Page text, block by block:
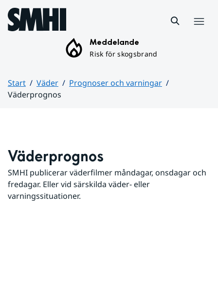
Hoppa till sidans innehåll
Meddelande
Risk för skogsbrand
Start Väder
Prognoser och varningar
Väderprognos
Väderprognos
SMHI publicerar väderfilmer måndagar, onsdagar och
fredagar. Eller vid särskilda väder- eller
varningssituationer.